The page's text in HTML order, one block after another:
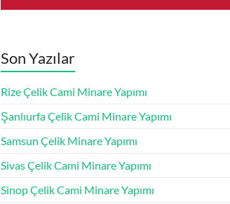
Son Yazılar
Rize Çelik Cami Minare Yapımı
Şanlıurfa Çelik Cami Minare Yapımı
Samsun Çelik Minare Yapımı
Sivas Çelik Cami Minare Yapımı
Sinop Çelik Cami Minare Yapımı